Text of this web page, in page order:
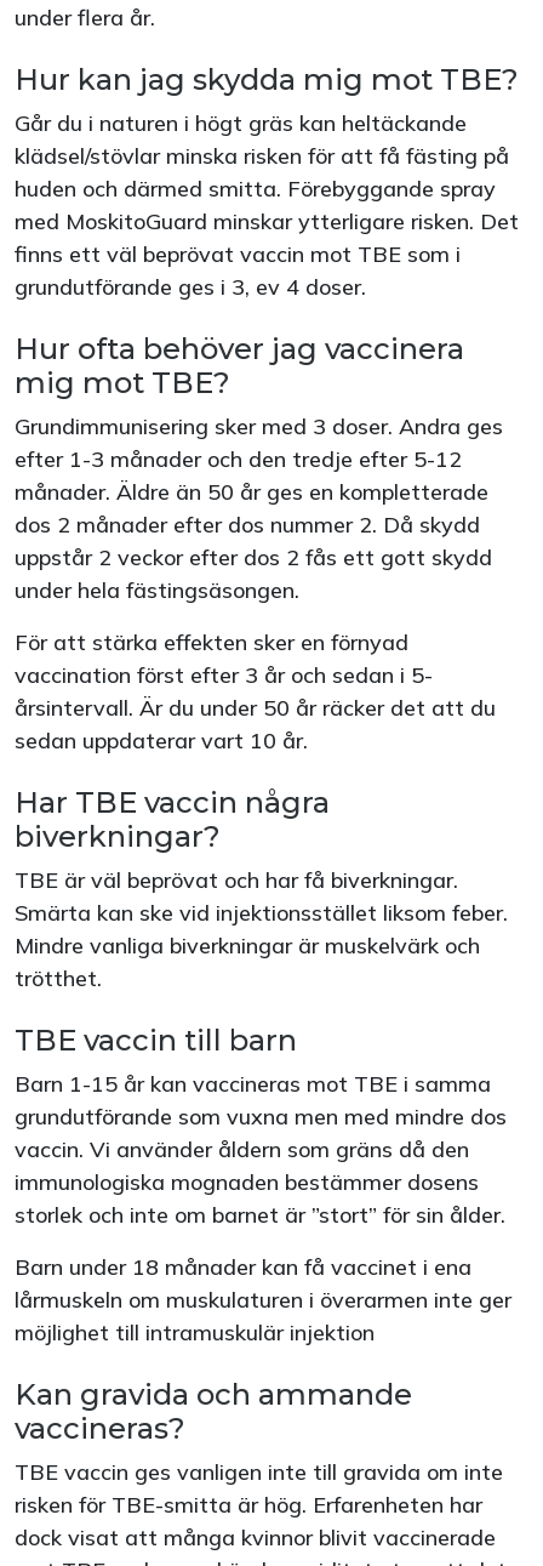
under flera år.
Hur kan jag skydda mig mot TBE?
Går du i naturen i högt gräs kan heltäckande
klädsel/stövlar minska risken för att få fästing på
huden och därmed smitta. Förebyggande spray
med MoskitoGuard minskar ytterligare risken. Det
finns ett väl beprövat vaccin mot TBE som i
grundutförande ges i 3, ev 4 doser.
Hur ofta behöver jag vaccinera
mig mot TBE?
Grundimmunisering sker med 3 doser. Andra ges
efter 1-3 månader och den tredje efter 5-12
månader. Äldre än 50 år ges en kompletterade
dos 2 månader efter dos nummer 2. Då skydd
uppstår 2 veckor efter dos 2 fås ett gott skydd
under hela fästingsäsongen.
För att stärka effekten sker en förnyad
vaccination först efter 3 år och sedan i 5-
årsintervall. Är du under 50 år räcker det att du
sedan uppdaterar vart 10 år.
Har TBE vaccin några
biverkningar?
TBE är väl beprövat och har få biverkningar.
Smärta kan ske vid injektionsstället liksom feber.
Mindre vanliga biverkningar är muskelvärk och
trötthet.
TBE vaccin till barn
Barn 1-15 år kan vaccineras mot TBE i samma
grundutförande som vuxna men med mindre dos
vaccin. Vi använder åldern som gräns då den
immunologiska mognaden bestämmer dosens
storlek och inte om barnet är ”stort” för sin ålder.
Barn under 18 månader kan få vaccinet i ena
lårmuskeln om muskulaturen i överarmen inte ger
möjlighet till intramuskulär injektion
Kan gravida och ammande
vaccineras?
TBE vaccin ges vanligen inte till gravida om inte
risken för TBE-smitta är hög. Erfarenheten har
dock visat att många kvinnor blivit vaccinerade